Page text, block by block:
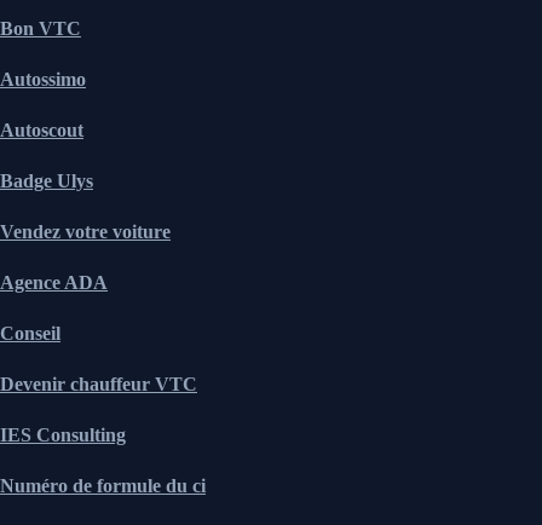
Bon VTC
Autossimo
Autoscout
Badge Ulys
Vendez votre voiture
Agence ADA
Conseil
Devenir chauffeur VTC
IES Consulting
Numéro de formule du ci